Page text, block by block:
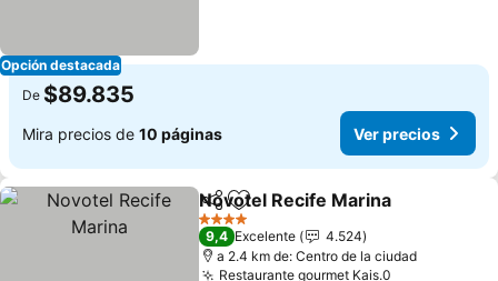
Opción destacada
De $89.835
Mira precios de 10 páginas Ver precios
CompartirAgregar a favoritos
Novotel Recife Marina
4 Estrellas
9,4 Excelente
4.524
a 2.4 km de: Centro de la ciudad
Restaurante gourmet Kais.0